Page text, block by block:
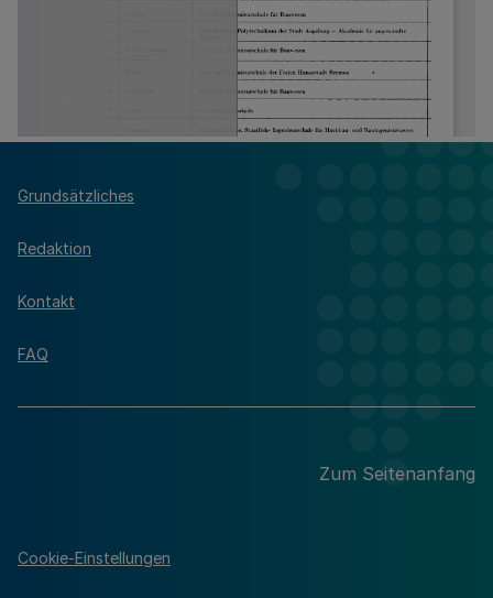
Grundsätzliches
Redaktion
Kontakt
FAQ
Zum Seitenanfang
Cookie-Einstellungen